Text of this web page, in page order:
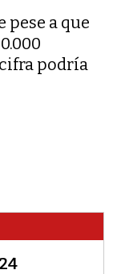
a que
podría